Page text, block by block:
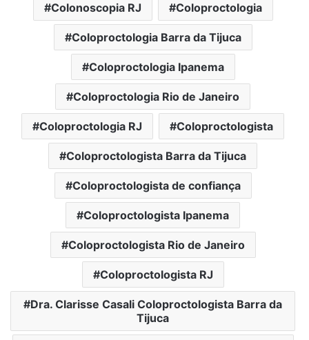
Colonoscopia RJ Coloproctologia
Coloproctologia Barra da Tijuca
Coloproctologia Ipanema
Coloproctologia Rio de Janeiro
Coloproctologia RJ Coloproctologista
Coloproctologista Barra da Tijuca
Coloproctologista de confiança
Coloproctologista Ipanema
Coloproctologista Rio de Janeiro
Coloproctologista RJ
Dra. Clarisse Casali Coloproctologista Barra da
Tijuca